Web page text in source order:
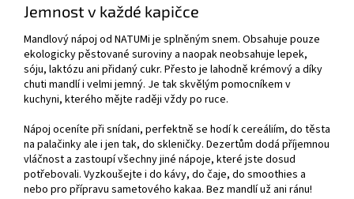
Jemnost v každé kapičce
Mandlový nápoj od NATUMi je splněným snem. Obsahuje pouze
ekologicky pěstované suroviny a naopak neobsahuje lepek,
sóju, laktózu ani přidaný cukr. Přesto je lahodně krémový a díky
chuti mandlí i velmi jemný. Je tak skvělým pomocníkem v
kuchyni, kterého mějte raději vždy po ruce.
Nápoj oceníte při snídani, perfektně se hodí k cereáliím, do těsta
na palačinky ale i jen tak, do skleničky. Dezertům dodá příjemnou
vláčnost a zastoupí všechny jiné nápoje, které jste dosud
potřebovali. Vyzkoušejte i do kávy, do čaje, do smoothies a
nebo pro přípravu sametového kakaa. Bez mandlí už ani ránu!